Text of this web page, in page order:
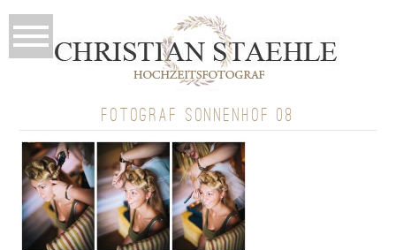
FOTOGRAF SONNENHOF 08